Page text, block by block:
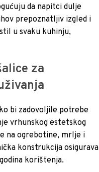
da napitci dulje
prepoznatljiv izgled i
u svaku kuhinju,
za
bi zadovoljile potrebe
vrhunskog estetskog
na ogrebotine, mrlje i
konstrukcija osigurava
korištenja.